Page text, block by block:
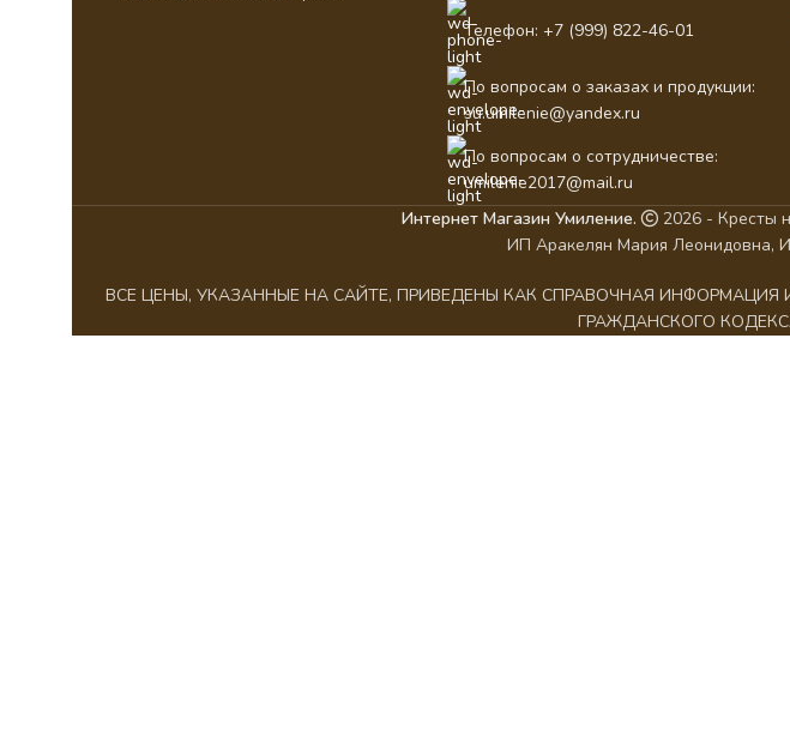
Телефон: +7 (999) 822-46-01
По вопросам о заказах и продукции:
su.umilenie@yandex.ru
По вопросам о сотрудничестве:
umilenie2017@mail.ru
Интернет Магазин Умиление.
2026 - Кресты
ИП Аракелян Мария Леонидовна,
ВСЕ ЦЕНЫ, УКАЗАННЫЕ НА САЙТЕ, ПРИВЕДЕНЫ КАК СПРАВОЧНАЯ
ГРАЖДАНСКОГО